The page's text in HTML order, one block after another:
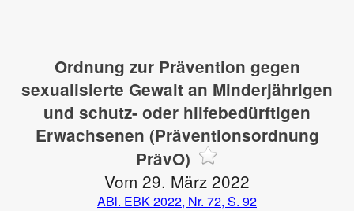
Ordnung zur Prävention gegen
sexualisierte Gewalt an Minderjährigen
und schutz- oder hilfebedürftigen
Erwachsenen (Präventionsordnung
PrävO)
Vom 29. März 2022
ABl. EBK 2022, Nr. 72, S. 92